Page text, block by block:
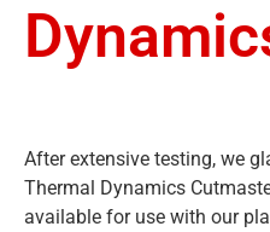
After extensive testing, we
Thermal Dynamics
available for use with our